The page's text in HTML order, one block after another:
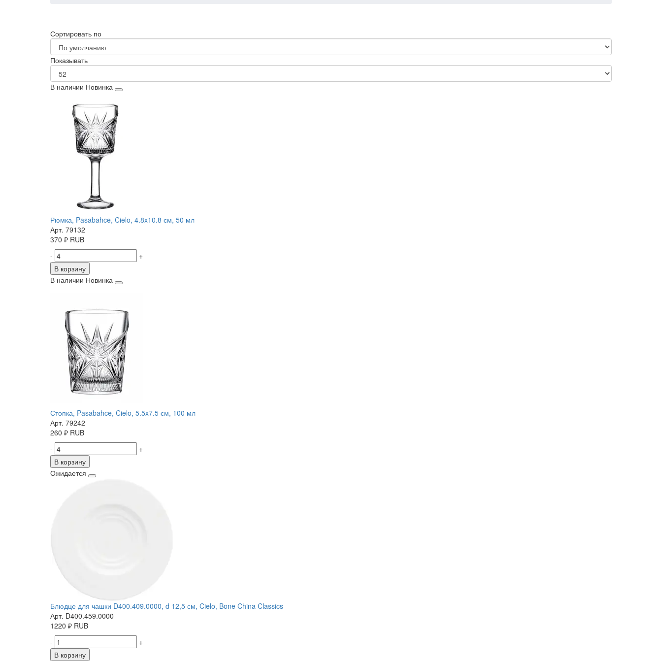
Сортировать по
Показывать
В наличии Новинка
Рюмка, Pasabahce, Cielo, 4.8x10.8 см, 50 мл
Арт. 79132
370 ₽ RUB
-
+
В корзину
В наличии Новинка
Стопка, Pasabahce, Cielo, 5.5x7.5 см, 100 мл
Арт. 79242
260 ₽ RUB
-
+
В корзину
Ожидается
Блюдце для чашки D400.409.0000, d 12,5 см, Cielo, Bone China Classics
Арт. D400.459.0000
1220 ₽ RUB
-
+
В корзину